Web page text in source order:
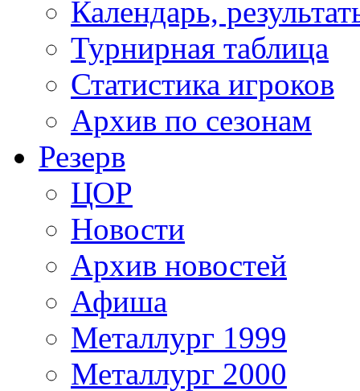
Календарь,
Турнирная таблица
Статистика игроков
Архив по сезонам
Резерв
ЦОР
Новости
Архив новостей
Афиша
Металлург 1999
Металлург 2000